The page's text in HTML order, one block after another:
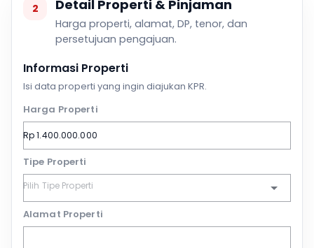
2 Detail Properti & Pinjaman
Harga properti, alamat, DP, tenor, dan
persetujuan pengajuan.
Informasi Properti
Isi data properti yang ingin diajukan KPR.
Harga Properti
Tipe Properti
Alamat Properti